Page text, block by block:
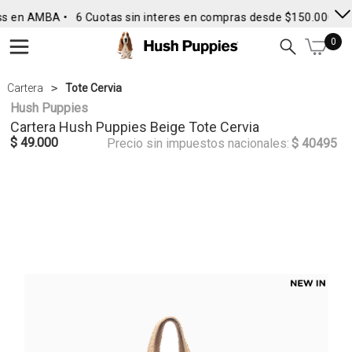
en AMBA • 6 Cuotas sin interes en compras desde $150.000 •
0
Cartera Tote Cervia
Hush Puppies
Cartera Hush Puppies Beige Tote Cervia
$ 49.000 Precio sin impuestos nacionales: $ 40495